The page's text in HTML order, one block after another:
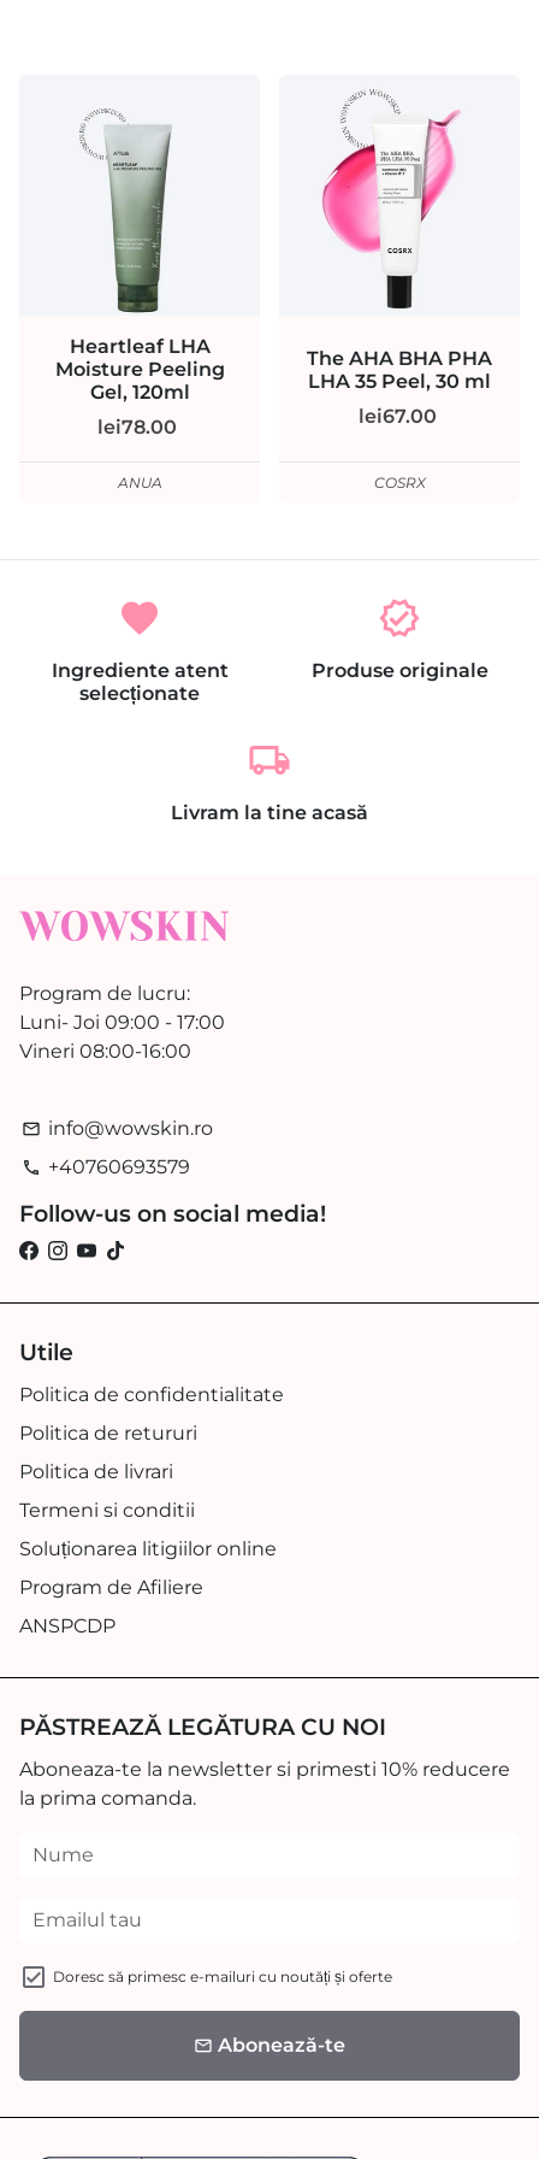
Heartleaf LHA
Moisture Peeling
Gel, 120ml
lei78.00
ANUA
The AHA BHA PHA
LHA 35 Peel, 30 ml
lei67.00
COSRX
favorite
Ingrediente atent
selecționate
verified
Produse originale
local_shipping
Livram la tine acasă
Program de lucru:
Luni- Joi 09:00 - 17:00
Vineri 08:00-16:00
email info@wowskin.ro
phone +40760693579
Follow-us on social media!
Utile
Politica de confidentialitate
Politica de retururi
Politica de livrari
Termeni si conditii
Soluționarea litigiilor online
Program de Afiliere
ANSPCDP
PĂSTREAZĂ LEGĂTURA CU NOI
Aboneaza-te la newsletter si primesti 10% reducere
la prima comanda.
Doresc să primesc e-mailuri cu noutăți și oferte
email Abonează-te